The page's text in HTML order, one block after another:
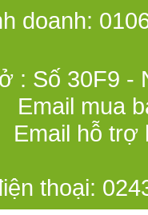
doanh:
: Số 30F9 -
Email mua
Email hỗ trợ
thoại: